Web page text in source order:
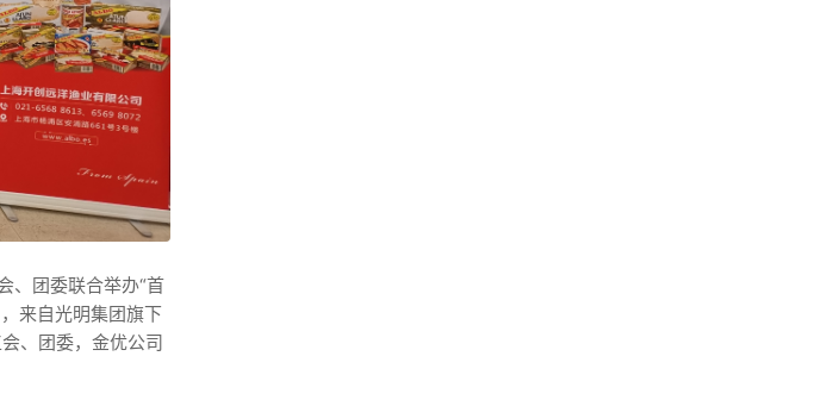
、团委联合举办“首
来自光明集团旗下
、团委，金优公司